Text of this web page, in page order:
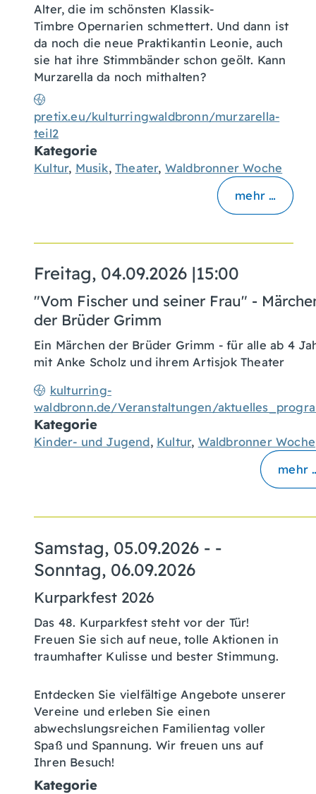
pretix.eu/kulturringwaldbronn/murzarella-
teil2
Alter, die im schönsten Klassik-
Timbre Opernarien schmettert. Und dann ist
da noch die neue Praktikantin Leonie, auch
sie hat ihre Stimmbänder schon geölt. Kann
Murzarella da noch mithalten?
Kategorie
Kultur, Musik,Theater, Waldbronner Woche
mehr …
Freitag, 04.09.2026 |15:00
"Vom Fischer und seiner Frau" -
der Brüder Grimm
kulturring-
waldbronn.de/Veranstaltungen/
Ein Märchen der Brüder Grimm - für alle ab 4
mit Anke Scholz und ihrem Artisjok Theater
Kategorie
Kinder- und Jugend, Kultur, Waldbronner Woche
mehr
Samstag, 05.09.2026 - -
Sonntag, 06.09.2026
Kurparkfest 2026
Das 48. Kurparkfest steht vor der Tür!
Freuen Sie sich auf neue, tolle Aktionen in
traumhafter Kulisse und bester Stimmung.
Entdecken Sie vielfältige Angebote unserer
Vereine und erleben Sie einen
abwechslungsreichen Familientag voller
Spaß und Spannung. Wir freuen uns auf
Ihren Besuch!
Kategorie